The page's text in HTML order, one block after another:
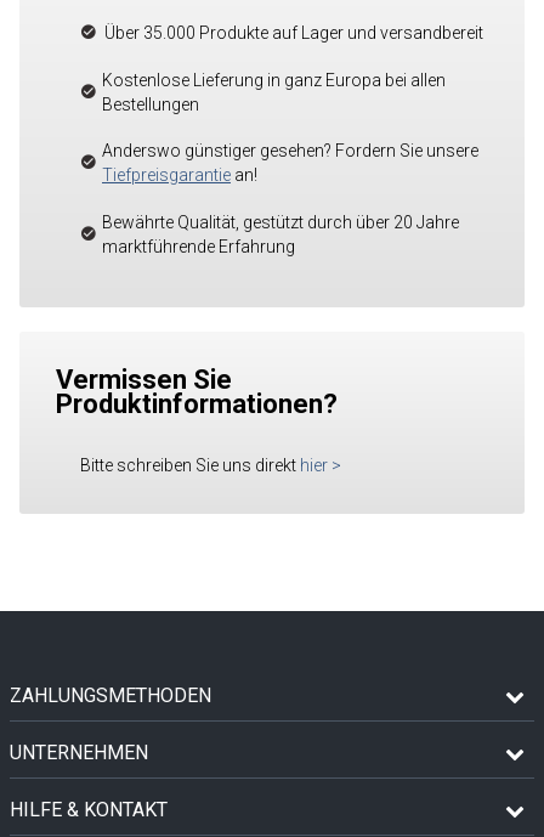
Über 35.000 Produkte auf Lager und versandbereit
Kostenlose Lieferung in ganz Europa bei allen
Bestellungen
Anderswo günstiger gesehen? Fordern Sie unsere
Tiefpreisgarantie an!
Bewährte Qualität, gestützt durch über 20 Jahre
marktführende Erfahrung
Vermissen Sie
Produktinformationen?
Bitte schreiben Sie uns direkt hier >
ZAHLUNGSMETHODEN
UNTERNEHMEN
HILFE & KONTAKT